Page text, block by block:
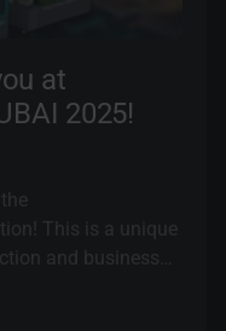
at
2025!
This is a unique
and business